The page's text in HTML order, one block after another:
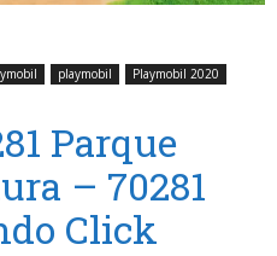
playmobil
Playmobil 2020
Parque
– 70281
Click